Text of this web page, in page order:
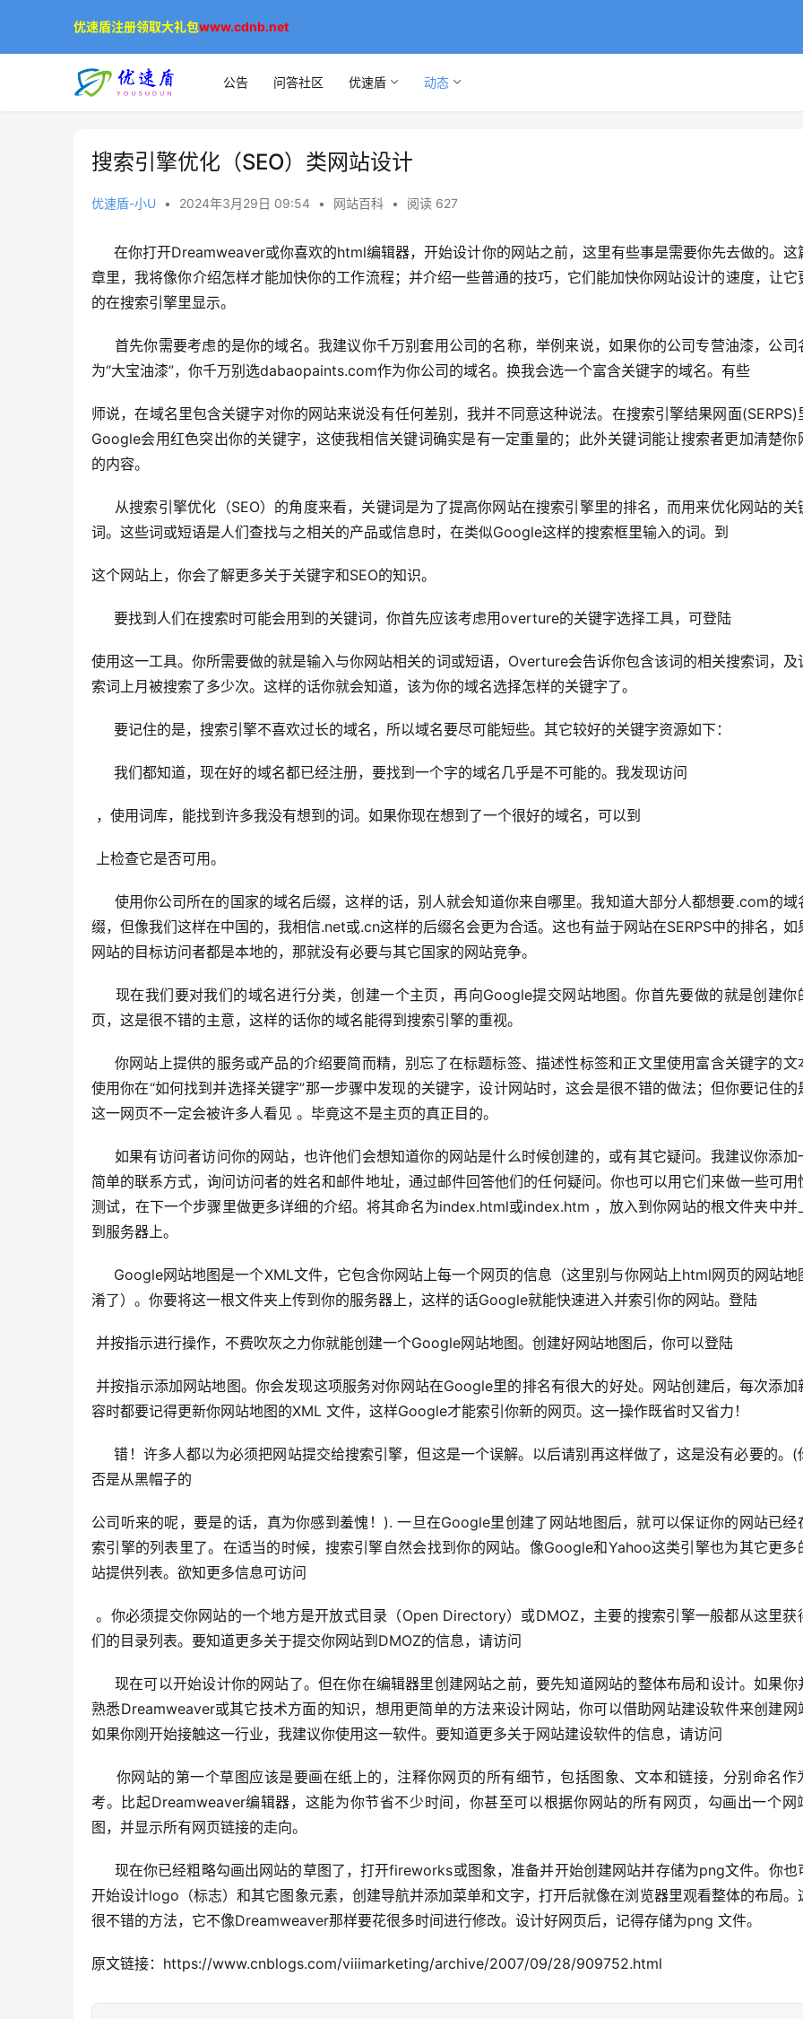
公告 问答社区 优速盾 动态
搜索引擎优化（SEO）类网站设计
优速盾-小U • 2024年3月29日 09:54 • 网站百科 • 阅读 627
章里，我将像你介绍怎样才能加快你的工作流程；并介绍一些普通的技巧，它们能加快你网站设计的速度，让它
的在搜索引擎里显示。
为“大宝油漆”，你千万别选dabaopaints.com作为你公司的域名。换我会选一个富含关键字的域名。有些
师说，在域名里包含关键字对你的网站来说没有任何差别，我并不同意这种说法。在搜索引擎结果网面(SERPS)
Google会用红色突出你的关键字，这使我相信关键词确实是有一定重量的；此外关键词能让搜索者更加清楚你
的内容。
词。这些词或短语是人们查找与之相关的产品或信息时，在类似Google这样的搜索框里输入的词。到
这个网站上，你会了解更多关于关键字和SEO的知识。
要找到人们在搜索时可能会用到的关键词，你首先应该考虑用overture的关键字选择工具，可登陆
使用这一工具。你所需要做的就是输入与你网站相关的词或短语，Overture会告诉你包含该词的相关搜索词，及
索词上月被搜索了多少次。这样的话你就会知道，该为你的域名选择怎样的关键字了。
要记住的是，搜索引擎不喜欢过长的域名，所以域名要尽可能短些。其它较好的关键字资源如下：
我们都知道，现在好的域名都已经注册，要找到一个字的域名几乎是不可能的。我发现访问
，使用词库，能找到许多我没有想到的词。如果你现在想到了一个很好的域名，可以到
上检查它是否可用。
缀，但像我们这样在中国的，我相信.net或.cn这样的后缀名会更为合适。这也有益于网站在SERPS中的排名，如
网站的目标访问者都是本地的，那就没有必要与其它国家的网站竞争。
页，这是很不错的主意，这样的话你的域名能得到搜索引擎的重视。
使用你在“如何找到并选择关键字”那一步骤中发现的关键字，设计网站时，这会是很不错的做法；但你要记住的
这一网页不一定会被许多人看见 。毕竟这不是主页的真正目的。
简单的联系方式，询问访问者的姓名和邮件地址，通过邮件回答他们的任何疑问。你也可以用它们来做一些可用
测试，在下一个步骤里做更多详细的介绍。将其命名为index.html或index.htm ，放入到你网站的根文件夹中并
到服务器上。
淆了）。你要将这一根文件夹上传到你的服务器上，这样的话Google就能快速进入并索引你的网站。登陆
并按指示进行操作，不费吹灰之力你就能创建一个Google网站地图。创建好网站地图后，你可以登陆
并按指示添加网站地图。你会发现这项服务对你网站在Google里的排名有很大的好处。网站创建后，每次添加新内
容时都要记得更新你网站地图的XML 文件，这样Google才能索引你新的网页。这一操作既省时又省力！
否是从黑帽子的
公司听来的呢，要是的话，真为你感到羞愧！). 一旦在Google里创建了网站地图后，就可以保证你的网站已经
索引擎的列表里了。在适当的时候，搜索引擎自然会找到你的网站。像Google和Yahoo这类引擎也为其它更多
站提供列表。欲知更多信息可访问
。你必须提交你网站的一个地方是开放式目录（Open Directory）或DMOZ，主要的搜索引擎一般都从这里获得他
们的目录列表。要知道更多关于提交你网站到DMOZ的信息，请访问
熟悉Dreamweaver或其它技术方面的知识，想用更简单的方法来设计网站，你可以借助网站建设软件来创建网
如果你刚开始接触这一行业，我建议你使用这一软件。要知道更多关于网站建设软件的信息，请访问
考。比起Dreamweaver编辑器，这能为你节省不少时间，你甚至可以根据你网站的所有网页，勾画出一个网
图，并显示所有网页链接的走向。
开始设计logo（标志）和其它图象元素，创建导航并添加菜单和文字，打开后就像在浏览器里观看整体的布局。
很不错的方法，它不像Dreamweaver那样要花很多时间进行修改。设计好网页后，记得存储为png 文件。
原文链接：https://www.cnblogs.com/viiimarketing/archive/2007/09/28/909752.html
优速盾注册领取大礼包www.cdnb.net